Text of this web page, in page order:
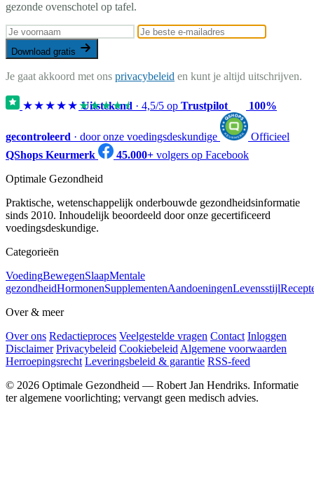
gezonde ovenschotel op tafel.
Download gratis
Je gaat akkoord met ons privacybeleid en kunt je altijd uitschrijven.
★★★★★★★★★★
Uitstekend · 4,5/5 op Trustpilot 100%
gecontroleerd · door onze voedingsdeskundige
Officieel
QShops Keurmerk
45.000+ volgers op Facebook
Optimale Gezondheid
Praktische, wetenschappelijk onderbouwde gezondheidsinformatie
sinds 2010. Inhoudelijk beoordeeld door onze gecertificeerd
voedingsdeskundige.
Categorieën
VoedingBewegenSlaapMentale
gezondheidHormonenSupplementenAandoeningenLevensstijl
Over & meer
Over ons Redactieproces Veelgestelde vragen Contact Inloggen
Disclaimer Privacybeleid Cookiebeleid Algemene voorwaarden
Herroepingsrecht Leveringsbeleid & garantie RSS-feed
© 2026 Optimale Gezondheid — Robert Jan Hendriks. Informatie
ter algemene voorlichting; vervangt geen medisch advies.